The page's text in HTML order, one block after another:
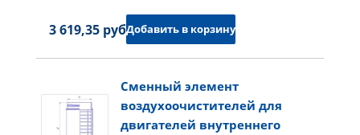
3 619,35 руб.Добавить в корзину
Сменный элемент
воздухоочистителей для
двигателей внутреннего